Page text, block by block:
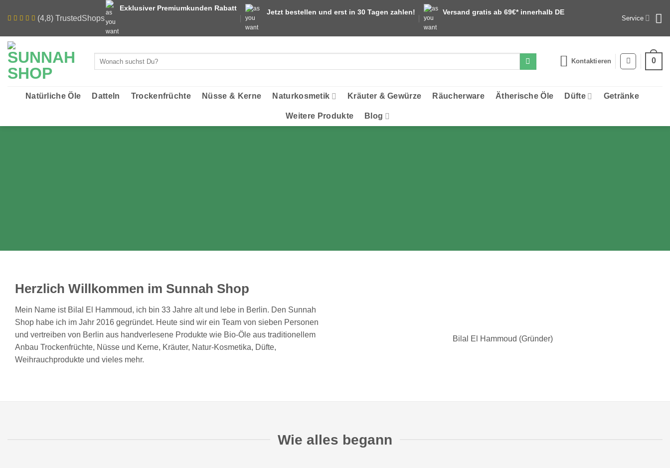
Inhalt
(4,8) TrustedShops
Exklusiver Premiumkunden Rabatt Jetzt bestellen und erst in 30 Tagen zahlen! Versand gratis ab 69€* innerhalb DE
Service
Kontaktieren 0
Natürliche Öle Datteln Trockenfrüchte Nüsse & Kerne Naturkosmetik Kräuter & Gewürze Räucherware Ätherische Öle Düfte Getränke
Weitere Produkte Blog
Herzlich Willkommen im Sunnah Shop
Mein Name ist Bilal El Hammoud, ich bin 33 Jahre alt und lebe in Berlin. Den Sunnah
Shop habe ich im Jahr 2016 gegründet. Heute sind wir ein Team von sieben Personen
und vertreiben von Berlin aus handverlesene Produkte wie Bio-Öle aus traditionellem
Anbau Trockenfrüchte, Nüsse und Kerne, Kräuter, Natur-Kosmetika, Düfte,
Weihrauchprodukte und vieles mehr.
Bilal El Hammoud (Gründer)
Wie alles begann